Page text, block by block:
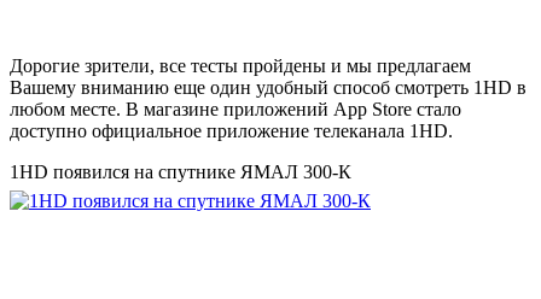
Дорогие зрители, все тесты пройдены и мы предлагаем
Вашему вниманию еще один удобный способ смотреть 1HD в
любом месте. В магазине приложений App Store стало
доступно официальное приложение телеканала 1HD.
1HD появился на спутнике ЯМАЛ 300-К